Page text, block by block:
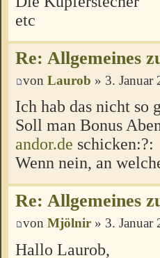
etc
Re: Allgemeines
von Laurob » 3. Januar
Ich hab das nicht so
Soll man Bonus
andor.de schicken:?:
Wenn nein, an
Re: Allgemeines
von Mjölnir » 3. Januar
Hallo Laurob,